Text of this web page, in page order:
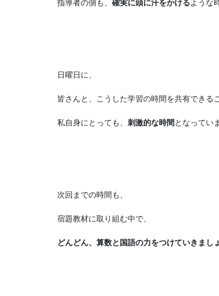
指導者の側も、 確実に頭に汗をかけるような
日曜日に、
皆さんと、こうした学習の時間を共有できる
私自身にとっても、 刺激的な時間 となってい
次回までの時間も、
宿題教材に取り組む中で、
どんどん、算数と国語の力をつけていきまし